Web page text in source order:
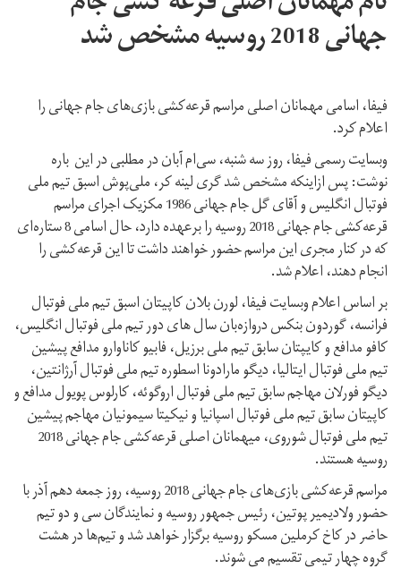
جهانی 2018 روسیه مشخص شد
فیفا، اسامی مهمانان اصلی مراسم قرعه‌کشی بازی‌های جام جهانی را
اعلام کرد.
وبسایت رسمی فیفا، روز سه شنبه، سی‌ام آبان در مطلبی در این باره
نوشت: پس ازاینکه مشخص شد گری لینه کر، ملی‌پوش اسبق تیم ملی
فوتبال انگلیس و آقای گل جام جهانی 1986 مکزیک اجرای مراسم
قرعه‌کشی جام جهانی 2018 روسیه را برعهده دارد، حال اسامی 8 ستاره‌ای
که در کنار مجری این مراسم حضور خواهند داشت تا این قرعه‌کشی را
انجام دهند، اعلام شد.
بر اساس اعلام وبسایت فیفا، لورن بلان کاپیتان اسبق تیم‌ ‌ملی فوتبال
فرانسه، گوردون بنکس دروازه‌بان سال های دور تیم‌ ‌ملی فوتبال انگلیس،
کافو مدافع و کایپتان سابق تیم ملی برزیل، فابیو کاناوارو مدافع پیشین
تیم‌ ‌ملی فوتبال ایتالیا، دیگو مارادونا اسطوره تیم‌ ‌ملی فوتبال آرژانتین،
دیگو فورلان مهاجم سابق تیم‌ ‌ملی فوتبال اروگوئه، کارلوس پویول مدافع و
کاپیتان سابق تیم‌ ‌ملی فوتبال اسپانیا و نیکیتا سیمونیان مهاجم پیشین
تیم‌ ‌ملی فوتبال شوروی، میهمانان اصلی قرعه‌کشی جام جهانی 2018
روسیه هستند.
مراسم قرعه‌کشی بازی‌های جام جهانی 2018 روسیه، روز جمعه دهم آذر با
حضور ولادیمیر پوتین، رئیس جمهور روسیه و نمایندگان سی و دو تیم
حاضر در کاخ کرملین مسکو روسیه برگزار خواهد شد و تیم‌ها در هشت
گروه چهار تیمی تقسیم می شوند.